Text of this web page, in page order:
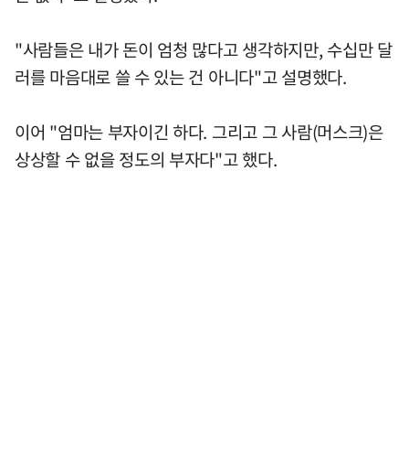
"사람들은 내가 돈이 엄청 많다고 생각하지만, 수십만 달
러를 마음대로 쓸 수 있는 건 아니다"고 설명했다.
이어 "엄마는 부자이긴 하다. 그리고 그 사람(머스크)은
상상할 수 없을 정도의 부자다"고 했다.